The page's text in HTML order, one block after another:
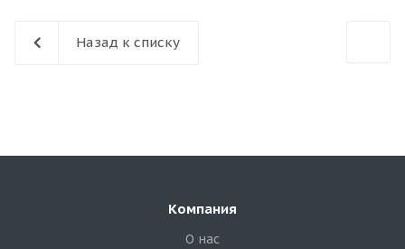
Назад к списку
Компания
О нас